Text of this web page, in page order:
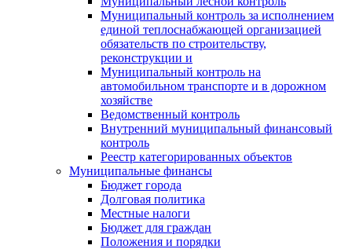
Муниципальный контроль за исполнением
единой теплоснабжающей организацией
обязательств по строительству,
реконструкции и
Муниципальный контроль на
автомобильном транспорте и в дорожном
хозяйстве
Ведомственный контроль
Внутренний муниципальный финансовый
контроль
Реестр категорированных объектов
Муниципальные финансы
Бюджет города
Долговая политика
Местные налоги
Бюджет для граждан
Положения и порядки